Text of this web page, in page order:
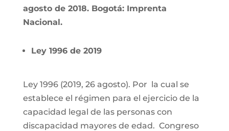
agosto de 2018. Bogotá: Imprenta
Nacional.
Ley 1996 de 2019
Ley 1996 (2019, 26 agosto). Por la cual se
establece el régimen para el ejercicio de la
capacidad legal de las personas con
discapacidad mayores de edad. Congreso